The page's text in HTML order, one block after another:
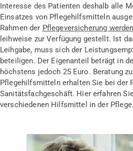
Interesse des Patienten deshalb alle
Einsatzes von Pflegehilfsmitteln
Rahmen der Pflegeversicherung
leihweise zur Verfügung gestellt. Ist
Leihgabe, muss sich der
beteiligen. Der Eigenanteil beträgt in
höchstens jedoch 25 Euro. Beratung
Pflegehilfsmitteln erhalten Sie bei der
Sanitätsfachgeschäft. Hier erfahren
verschiedenen Hilfsmittel in der Pflege.